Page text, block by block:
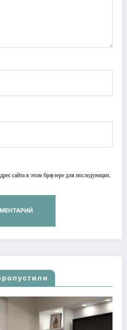
сайта в этом браузере для последующих